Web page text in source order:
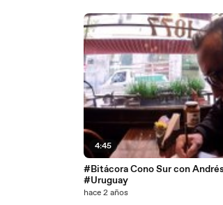
4:45
#Bitácora Cono Sur con
#Uruguay
hace 2 años